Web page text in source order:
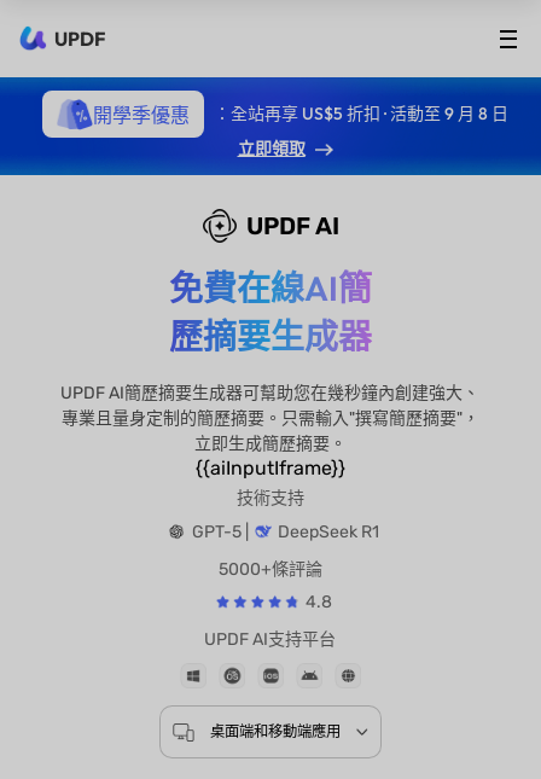
UPDF
開學季優惠
：全站再享 US$5 折扣 · 活動至 9 月 8 日
立即領取
UPDF AI
免費在線AI簡
歷摘要生成器
UPDF AI簡歷摘要生成器可幫助您在幾秒鐘內創建強大、
專業且量身定制的簡歷摘要。只需輸入"撰寫簡歷摘要"，
立即生成簡歷摘要。
{{aiInputIframe}}
技術支持
GPT-5 |
DeepSeek R1
5000+條評論
4.8
UPDF AI支持平台